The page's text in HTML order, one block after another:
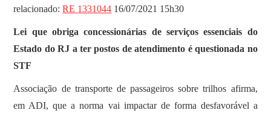
relacionado:RE 1331044 16/07/2021 15h30
Lei que obriga concessionárias de serviços essenciais do
Estado do RJ a ter postos de atendimento é questionada no
STF
Associação de transporte de passageiros sobre trilhos afirma,
em ADI, que a norma vai impactar de forma desfavorável a